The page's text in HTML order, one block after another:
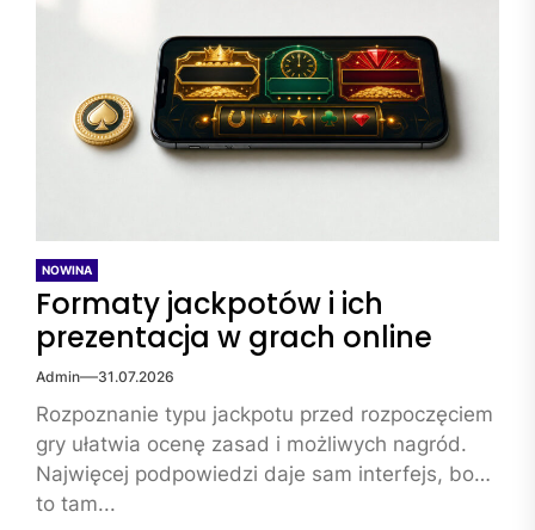
NOWINA
Formaty jackpotów i ich
prezentacja w grach online
Admin 31.07.2026
Rozpoznanie typu jackpotu przed rozpoczęciem
gry ułatwia ocenę zasad i możliwych nagród.
Najwięcej podpowiedzi daje sam interfejs, bo
to tam...